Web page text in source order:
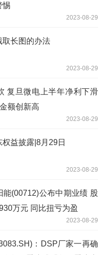
惕
2023-08-29
取长图的办法
2023-08-29
复旦微电上半年净利下滑
额创新高
2023-08-29
益披露|8月29日
2023-08-29
能(00712)公布中期业绩 股
万元 同比扭亏为盈
2023-08-29
：DSP厂家一再确